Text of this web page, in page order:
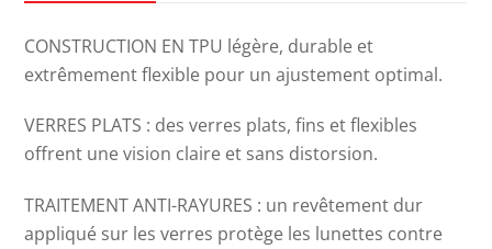
CONSTRUCTION EN TPU légère, durable et
extrêmement flexible pour un ajustement optimal.
VERRES PLATS : des verres plats, fins et flexibles
offrent une vision claire et sans distorsion.
TRAITEMENT ANTI-RAYURES : un revêtement dur
appliqué sur les verres protège les lunettes contre